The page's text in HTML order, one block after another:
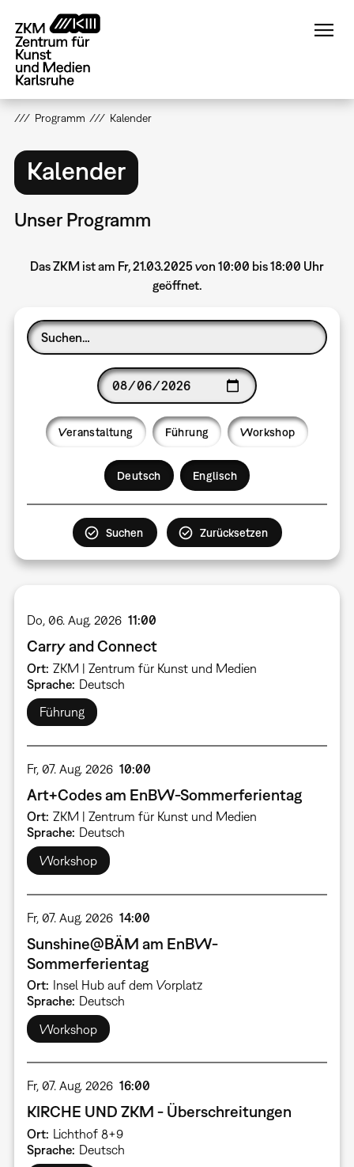
zum
Inhalt
Programm Kalender
Kalender
Unser Programm
Das ZKM ist am Fr, 21.03.2025 von 10:00 bis 18:00 Uhr
geöffnet.
Veranstaltung Führung Workshop
Deutsch Englisch
Do, 06. Aug. 2026 11:00
Carry and Connect
Ort ZKM | Zentrum für Kunst und Medien
Sprache Deutsch
Führung
Fr, 07. Aug. 2026 10:00
Art+Codes am EnBW-Sommerferientag
Ort ZKM | Zentrum für Kunst und Medien
Sprache
Deutsch
Workshop
Fr, 07. Aug. 2026 14:00
Sunshine@BÄM am EnBW-
Sommerferientag
Ort Insel Hub auf dem Vorplatz
Sprache Deutsch
Workshop
Fr, 07. Aug. 2026 16:00
KIRCHE UND ZKM - Überschreitungen
Ort Lichthof 8+9
Sprache Deutsch